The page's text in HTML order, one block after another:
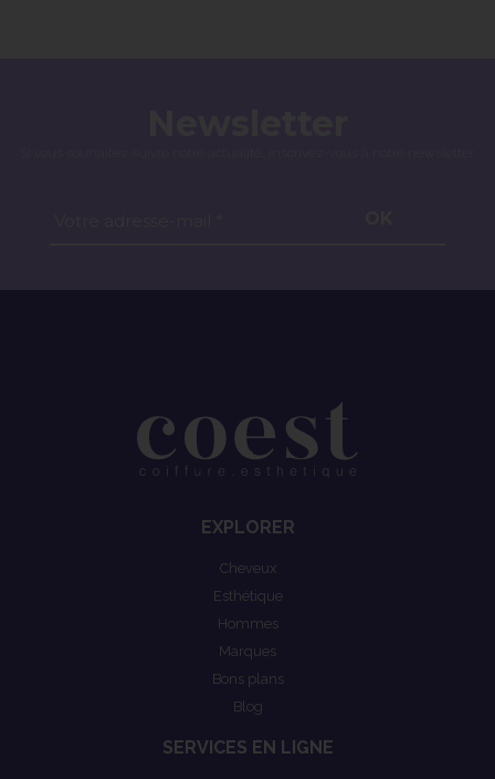
EXPLORER
Cheveux
Esthétique
Hommes
Marques
Bons plans
Blog
SERVICES EN LIGNE